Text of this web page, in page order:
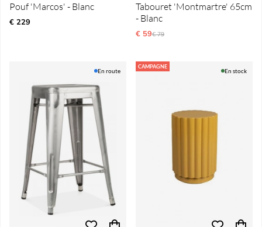
Pouf 'Marcos' - Blanc
€ 229
Tabouret 'Montmartre' 65cm
- Blanc
€ 59Prix régulier:
€ 79
En route
CAMPAGNE
En stock